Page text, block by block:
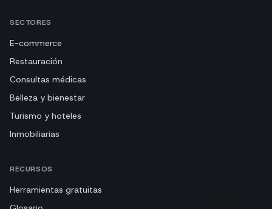
SECTORES
E-commerce
Restauración
Consultas médicas
Belleza y bienestar
Turismo y hoteles
Inmobiliarias
RECURSOS
Herramientas gratuitas